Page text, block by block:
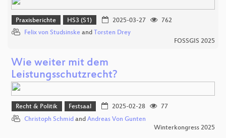
Praxisberichte HS3 (S1) 2025-03-27
762
Felix von Studsinske and Torsten Drey
FOSSGIS 2025
Wie weiter mit dem
Leistungsschutzrecht?
Recht & Politik Festsaal 2025-02-28
77
Christoph Schmid and Andreas Von Gunten
Winterkongress 2025